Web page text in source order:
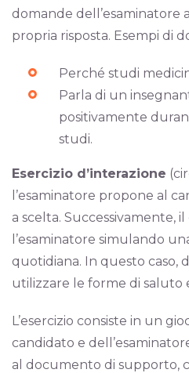
domande dell’esaminatore
propria risposta. Esempi di
Perché studi
Parla di un
positivamente
studi.
Esercizio d’interazione
l’esaminatore propone al
a scelta. Successivamente,
l’esaminatore simulando
quotidiana. In questo caso,
utilizzare le forme di saluto
L’esercizio consiste in un
candidato e
al documento di supporto,